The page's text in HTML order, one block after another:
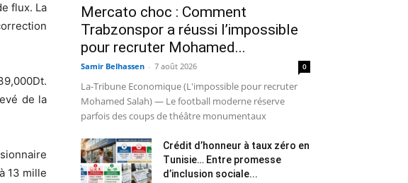
flux. La
de la
13 mille
Mercato choc : Comment
Trabzonspor a réussi l’impossible
pour recruter Mohamed...
Samir Belhassen - 7 août 2026 0
La-Tribune Economique (L'impossible pour recruter
Mohamed Salah) — Le football moderne réserve
parfois des coups de théâtre monumentaux
Crédit d’honneur à taux zéro en
Tunisie… Entre promesse
d’inclusion sociale...